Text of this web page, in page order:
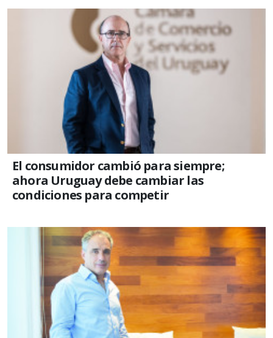
El consumidor cambió para siempre;
ahora Uruguay debe cambiar las
condiciones para competir